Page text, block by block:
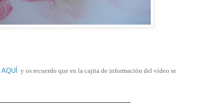
AQUÍ y os recuerdo que en la cajita de información del vídeo se